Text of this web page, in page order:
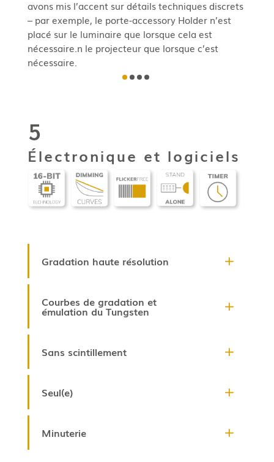
avons mis l’accent surdétails techniques discrets
– par exemple, le porte-accessory Holder n’est
placé sur le luminaire que lorsque cela est
nécessaire. n le projecteur que lorsque c’est
nécessaire.
5
Électronique et logiciels
Gradation haute résolution
Courbes de gradation et
émulation du Tungsten
Sans scintillement
Seul(e)
Minuterie